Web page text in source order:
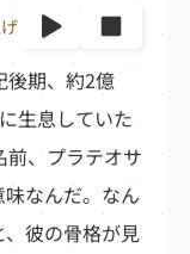
後期、約2億
生息していた
前、プラテオサ
なんだ。なん
彼の骨格が見